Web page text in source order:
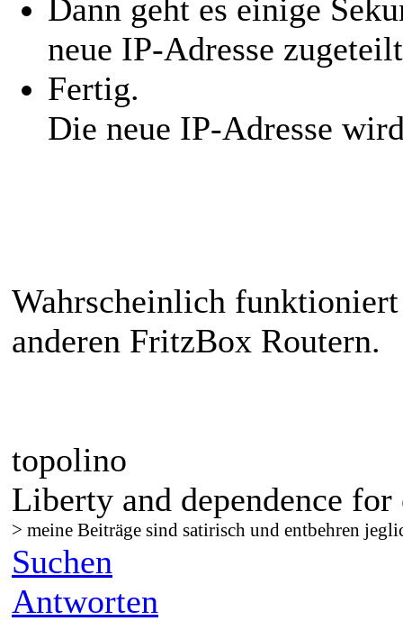
Dann geht es einige
neue IP-Adresse
Fertig.
Die neue IP-Adresse
Wahrscheinlich
anderen FritzBox Routern.
topolino
Liberty and dependence for
> meine Beiträge sind satirisch und entbehren
Suchen
Antworten